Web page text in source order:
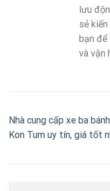
lưu
sẻ
bạn
và vận
Nhà cung cấp xe ba
Kon Tum uy tín, giá tốt